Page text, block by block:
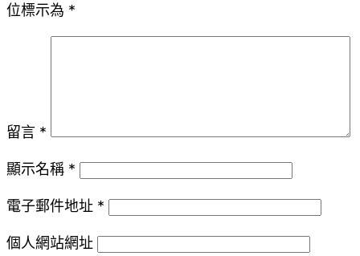
位標示為 *
留言 *
顯示名稱 *
電子郵件地址 *
個人網站網址